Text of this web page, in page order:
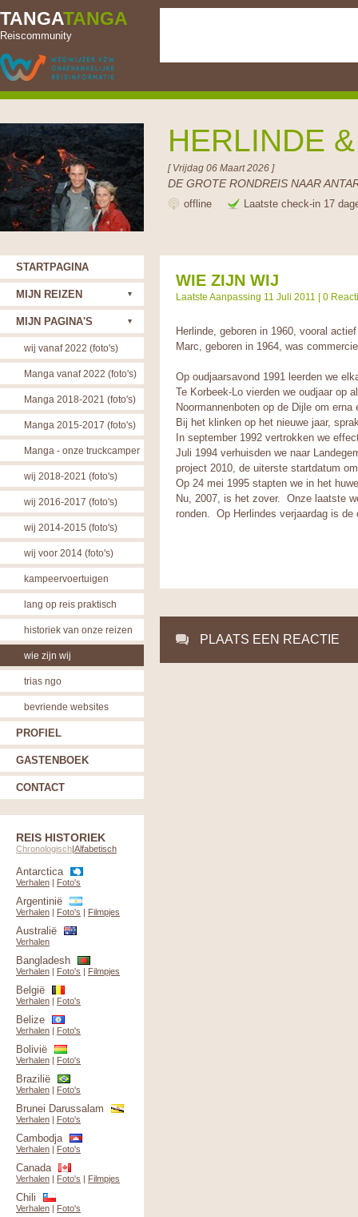
TANGATANGA
Reiscommunity
HERLINDE
[ Vrijdag 06 Maart 2026 ]
DE GROTE RONDREIS NAAR
offline Laatste check-in 17
WIE ZIJN WIJ
Laatste Aanpassing 11 Juli 2011 | 0
Herlinde, geboren in 1960, vooral
Marc, geboren in 1964, was
Op oudjaarsavond 1991 leerden we
Te Korbeek-Lo vierden we oudjaar op
Noormannenboten op de Dijle om
Bij het klinken op het nieuwe jaar,
In september 1992 vertrokken we
Juli 1994 verhuisden we naar
project 2010, de uiterste startdatum
Op 24 mei 1995 stapten we in het
Nu, 2007, is het zover. Onze laatste
ronden. Op Herlindes verjaardag is de
PLAATS EEN REACTIE
STARTPAGINA
MIJN REIZEN
MIJN PAGINA'S
wij vanaf 2022 (foto's)
Manga vanaf 2022 (foto's)
Manga 2018-2021 (foto's)
Manga 2015-2017 (foto's)
Manga - onze truckcamper
wij 2018-2021 (foto's)
wij 2016-2017 (foto's)
wij 2014-2015 (foto's)
wij voor 2014 (foto's)
kampeervoertuigen
lang op reis praktisch
historiek van onze reizen
wie zijn wij
trias ngo
bevriende websites
PROFIEL
GASTENBOEK
CONTACT
REIS HISTORIEK
Chronologisch|Alfabetisch
Antarctica
Verhalen | Foto's
Argentinië
Verhalen | Foto's | Filmpjes
Australië
Verhalen
Bangladesh
Verhalen | Foto's | Filmpjes
België
Verhalen | Foto's
Belize
Verhalen | Foto's
Bolivië
Verhalen | Foto's
Brazilië
Verhalen | Foto's
Brunei Darussalam
Verhalen | Foto's
Cambodja
Verhalen | Foto's
Canada
Verhalen | Foto's | Filmpjes
Chili
Verhalen | Foto's